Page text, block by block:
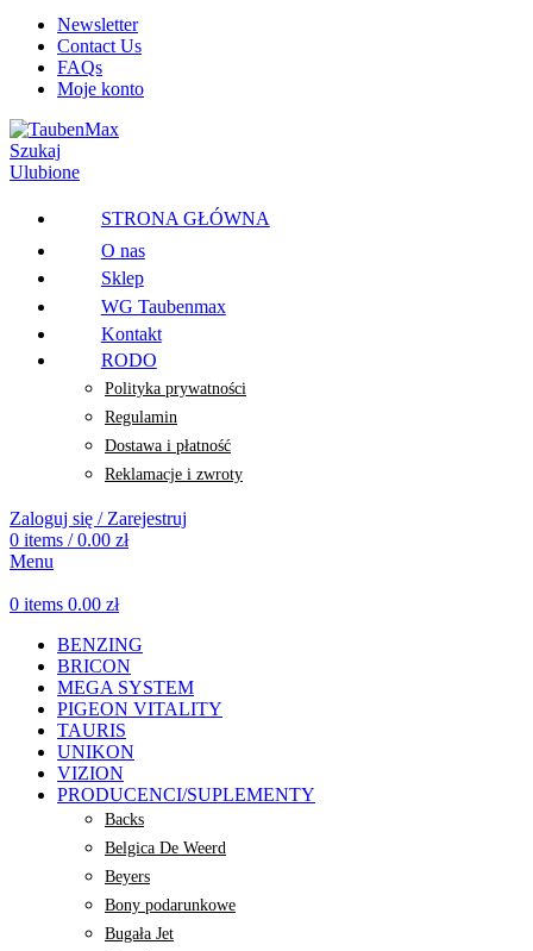
Newsletter
Contact Us
FAQs
Moje konto
Szukaj
Ulubione
STRONA GŁÓWNA
O nas
Sklep
WG Taubenmax
Kontakt
RODO
Polityka prywatności
Regulamin
Dostawa i płatność
Reklamacje i zwroty
Zaloguj się / Zarejestruj
0 items / 0.00 zł
Menu
0 items 0.00 zł
BENZING
BRICON
MEGA SYSTEM
PIGEON VITALITY
TAURIS
UNIKON
VIZION
PRODUCENCI/SUPLEMENTY
Backs
Belgica De Weerd
Beyers
Bony podarunkowe
Bugała Jet